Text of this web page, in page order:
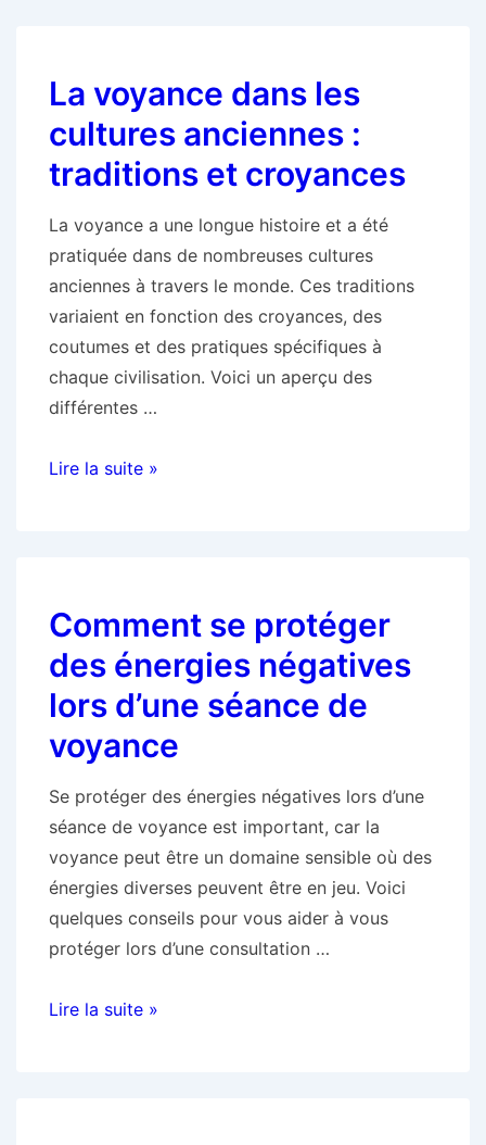
de
voyance
par
tout
devez
La voyance dans les
cultures anciennes :
traditions et croyances
La voyance a une longue histoire et a été
pratiquée dans de nombreuses cultures
anciennes à travers le monde. Ces traditions
variaient en fonction des croyances, des
coutumes et des pratiques spécifiques à
chaque civilisation. Voici un aperçu des
différentes …
La
anciennes
traditions
et
croyances
Lire la suite »
Comment se protéger
des énergies négatives
lors d’une séance de
voyance
Se protéger des énergies négatives lors d’une
séance de voyance est important, car la
voyance peut être un domaine sensible où des
énergies diverses peuvent être en jeu. Voici
quelques conseils pour vous aider à vous
protéger lors d’une consultation …
Comment
Lire la suite »